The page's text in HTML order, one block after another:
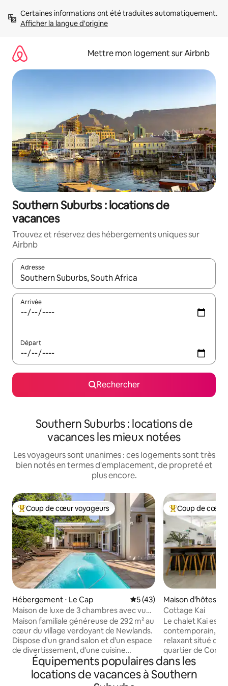
directement
Afficher la langue d'origine
Mettre mon logement sur Airbnb
Southern Suburbs : locations de
vacances
Trouvez et réservez des hébergements uniques sur
Airbnb
Adresse
Lorsque les résultats s'affichent, utilisez les flèches vers le
Arrivée
Départ
Rechercher
Southern Suburbs : locations de
vacances les mieux notées
Les voyageurs sont unanimes : ces logements sont très
bien notés en termes d'emplacement, de propreté et
plus encore.
Coups de cœur voyageurs les plus appréciés
Coup de cœur voyageurs
Hébergement ⋅ Le Cap Évaluation moyenne sur la
5 (43)
Maison de luxe de 3 chambres avec vue
sur la montagne
Maison familiale généreuse de 292 m² au
cœur du village verdoyant de Newlands.
Dispose d'un grand salon et d'un espace
de divertissement, d'une cuisine
moderne entièrement équipée, de la
télévision par câble À l'étage se trouvent
une chambre principale avec salle de
Coups de cœur
Coup de cœur
Maison d'hôtes ⋅
Cottage Kai
Le chalet Kai est
contemporain,
relaxant situé
quartier de
appartement
chambre avec
douche, une
Équipements populaires dans les
locations de vacances à Southern